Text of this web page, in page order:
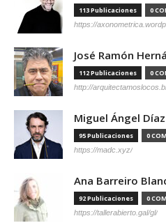
113 Publicaciones 0
https://
José Ramón
112 Publicaciones 0
http://
Miguel Ángel
95 Publicaciones 0
https://madc.xyz/
Ana Barreiro
92 Publicaciones 0
https://tallerabierto.gal/gl/